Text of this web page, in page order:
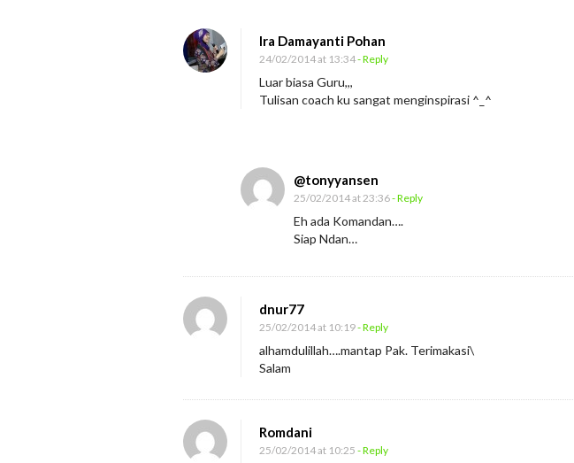
M
a
l
a
e
r
m
Ira Damayanti Pohan
24/02/2014 at 13:34- Reply
Luar biasa Guru,,,
Tulisan coach ku sangat menginspirasi ^_^
@tonyyansen
25/02/2014 at 23:36- Reply
Eh ada Komandan….
Siap Ndan…
dnur77
25/02/2014 at 10:19- Reply
alhamdulillah….mantap Pak. Terimakasi\
Salam
Romdani
25/02/2014 at 10:25 - Reply